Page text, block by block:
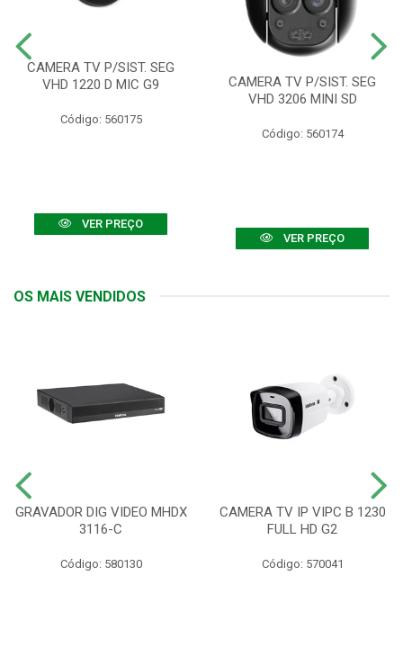
CAMERA TV P/SIST. SEG
VHD 1220 D MIC G9
Código: 560175
VER PREÇO
CAMERA TV P/SIST. SEG
VHD 3206 MINI SD
Código: 560174
VER PREÇO
OS MAIS VENDIDOS
GRAVADOR DIG VIDEO MHDX
3116-C
Código: 580130
CAMERA TV IP VIPC B 1230
FULL HD G2
Código: 570041